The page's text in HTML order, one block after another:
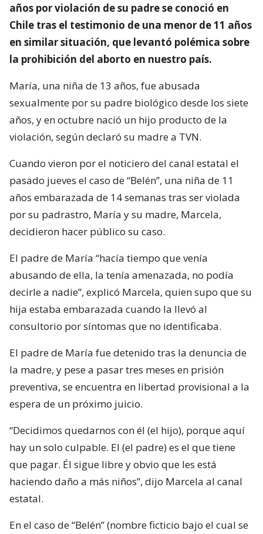
años por violación de su padre se conoció en
Chile tras el testimonio de una menor de 11 años
en similar situación, que levantó polémica sobre
la prohibición del aborto en nuestro país.
María, una niña de 13 años, fue abusada
sexualmente por su padre biológico desde los siete
años, y en octubre nació un hijo producto de la
violación, según declaró su madre a TVN.
Cuando vieron por el noticiero del canal estatal el
pasado jueves el caso de “Belén”, una niña de 11
años embarazada de 14 semanas tras ser violada
por su padrastro, María y su madre, Marcela,
decidieron hacer público su caso.
El padre de María “hacía tiempo que venía
abusando de ella, la tenía amenazada, no podía
decirle a nadie”, explicó Marcela, quien supo que su
hija estaba embarazada cuando la llevó al
consultorio por síntomas que no identificaba.
El padre de María fue detenido tras la denuncia de
la madre, y pese a pasar tres meses en prisión
preventiva, se encuentra en libertad provisional a la
espera de un próximo juicio.
“Decidimos quedarnos con él (el hijo), porque aquí
hay un solo culpable. El (el padre) es el que tiene
que pagar. Él sigue libre y obvio que les está
haciendo daño a más niños”, dijo Marcela al canal
estatal.
En el caso de “Belén” (nombre ficticio bajo el cual se